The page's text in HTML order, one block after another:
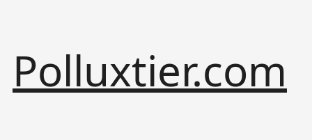
content
Polluxtier.com